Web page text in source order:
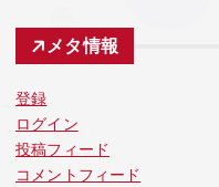
メタ情報
登録
ログイン
投稿フィード
コメントフィード